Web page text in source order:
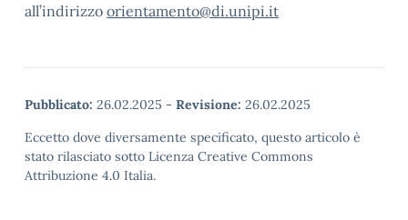
all’indirizzo orientamento@di.unipi.it
Pubblicato: 26.02.2025 - Revisione: 26.02.2025
Eccetto dove diversamente specificato, questo articolo è
stato rilasciato sotto Licenza Creative Commons
Attribuzione 4.0 Italia.